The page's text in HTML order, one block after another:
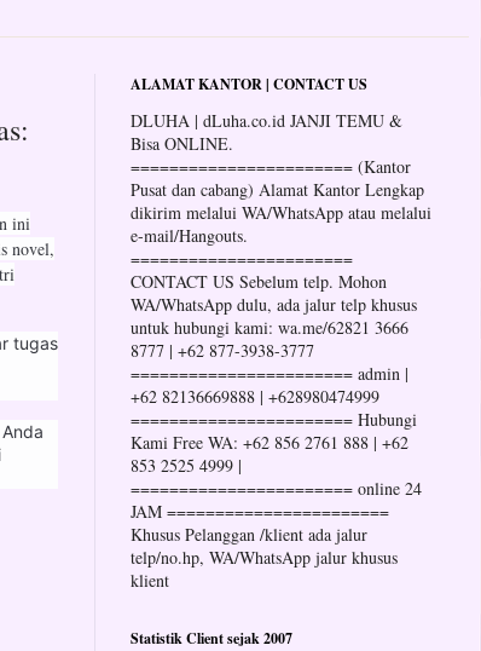
ini
novel,
tugas
ALAMAT KANTOR | CONTACT US
DLUHA | dLuha.co.id JANJI TEMU &
Bisa ONLINE.
======================= (Kantor
Pusat dan cabang) Alamat Kantor Lengkap
dikirim melalui WA/WhatsApp atau melalui
e-mail/Hangouts.
=======================
CONTACT US Sebelum telp. Mohon
WA/WhatsApp dulu, ada jalur telp khusus
untuk hubungi kami: wa.me/62821 3666
8777 | +62 877-3938-3777
======================= admin |
+62 82136669888 | +628980474999
======================= Hubungi
Kami Free WA: +62 856 2761 888 | +62
853 2525 4999 |
======================= online 24
JAM =======================
Khusus Pelanggan /klient ada jalur
telp/no.hp, WA/WhatsApp jalur khusus
klient
Statistik Client sejak 2007